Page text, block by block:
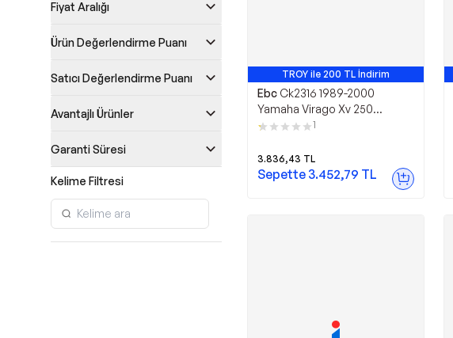
Fiyat Aralığı
Ürün Değerlendirme Puanı
Satıcı Değerlendirme Puanı
Avantajlı Ürünler
Garanti Süresi
Kelime Filtresi
TROY ile 200 TL İndirim
Ebc Ck2316 1989-2000
Yamaha Virago Xv 250
Debriyaj Balatası
1
3.836,43 TL
Sepette 3.452,79 TL